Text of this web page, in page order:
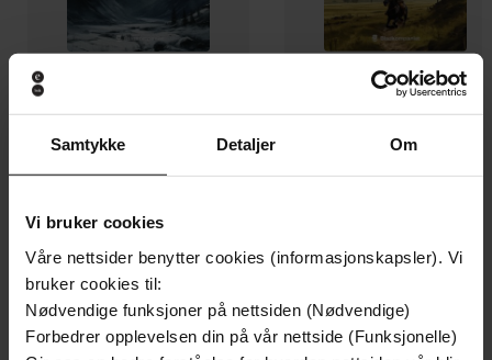
Samtykke Detaljer Om
Vi bruker cookies
Våre nettsider benytter cookies (informasjonskapsler). Vi
bruker cookies til:
Nødvendige funksjoner på nettsiden (Nødvendige)
Forbedrer opplevelsen din på vår nettside (Funksjonelle)
119,-
Heksejakten
Margit Sandemo
119,-
Avgrunnen
Margit Sandemo
Andre har også kjøpt